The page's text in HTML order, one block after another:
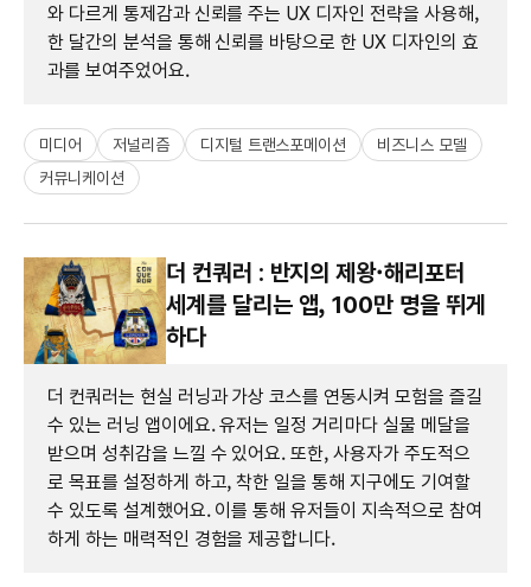
와 다르게 통제감과 신뢰를 주는 UX 디자인 전략을 사용해,
한 달간의 분석을 통해 신뢰를 바탕으로 한 UX 디자인의 효
과를 보여주었어요.
미디어 저널리즘 디지털 트랜스포메이션
비즈니스 모델
커뮤니케이션
더 컨쿼러 : 반지의 제왕·해리포터
세계를 달리는 앱, 100만 명을 뛰게
하다
더 컨쿼러는 현실 러닝과 가상 코스를 연동시켜 모험을 즐길
수 있는 러닝 앱이에요. 유저는 일정 거리마다 실물 메달을
받으며 성취감을 느낄 수 있어요. 또한, 사용자가 주도적으
로 목표를 설정하게 하고, 착한 일을 통해 지구에도 기여할
수 있도록 설계했어요. 이를 통해 유저들이 지속적으로 참여
하게 하는 매력적인 경험을 제공합니다.